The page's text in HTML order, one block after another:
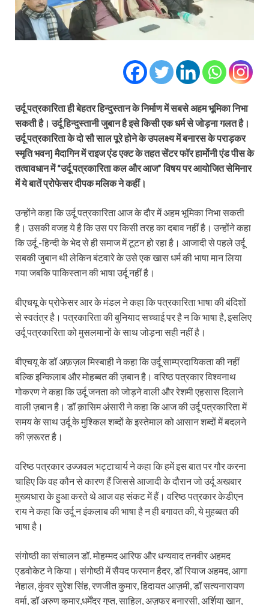
उर्दू पत्रकारिता ही बेहतर हिन्दुस्तान के निर्माण में सबसे अहम भूमिका निभा
सकती है। उर्दू हिन्दुस्तानी जुबान है इसे किसी एक धर्म से जोड़ना गलत है।
उर्दू पत्रकारिता के दो सौ साल पूरे होने के उपलक्ष्य में बनारस के पराड़कर
स्मृति भवन] मैदागिन में राइज एंड एक्ट के तहत सेंटर फॉर हार्मोनी एंड पीस के
तत्वावधान में “उर्दू पत्रकारिता कल और आज” विषय पर आयोजित सेमिनार
में ये बातें प्रोफेसर दीपक मलिक ने कहीं।
उन्होंने कहा कि उर्दू पत्रकारिता आज के दौर में अहम भूमिका निभा सकती
है। उसकी वजह ये है कि उस पर किसी तरह का दबाव नहीं है। उन्होंने कहा
कि उर्दू -हिन्दी के भेद से ही समाज में टूटन हो रहा है। आजादी से पहले उर्दू
सबकी जुबान थी लेकिन बंटवारे के उसे एक खास धर्म की भाषा मान लिया
गया जबकि पाकिस्तान की भाषा उर्दू नहीं है।
बीएचयू के प्रोफेसर आर के मंडल ने कहा कि पत्रकारिता भाषा की बंदिशों
से स्वतंत्र है। पत्रकारिता की बुनियाद सच्चाई पर है न कि भाषा है, इसलिए
उर्दू पत्रकारिता को मुसलमानों के साथ जोड़ना सही नहीं है।
बीएचयू के डॉ अफ़ज़ल मिस्बाही ने कहा कि उर्दू साम्प्रदायिकता की नहीं
बल्कि इन्किलाब और मोहब्बत की ज़बान है। वरिष्ठ पत्रकार विश्वनाथ
गोकरण ने कहा कि उर्दू जनता को जोड़ने वाली और रेशमी एहसास दिलाने
वाली ज़बान है। डॉ क़ासिम अंसारी ने कहा कि आज की उर्दू पत्रकारिता में
समय के साथ उर्दू के मुश्किल शब्दों के इस्तेमाल को आसान शब्दों में बदलने
की ज़रूरत है।
वरिष्ठ पत्रकार उज्जवल भट्टाचार्य ने कहा कि हमें इस बात पर गौर करना
चाहिए कि वह कौन से कारण हैं जिससे आजादी के दौरान जो उर्दू अखबार
मुख्यधारा के हुआ करते थे आज वह संकट में हैं। वरिष्ठ पत्रकार केडीएन
राय ने कहा कि उर्दू न इंकलाब की भाषा है न ही बगावत की, ये मुहब्बत की
भाषा है।
संगोष्ठी का संचालन डॉ. मोहम्मद आरिफ और धन्यवाद तनवीर अहमद
एडवोकेट ने किया। संगोष्ठी में सैयद फरमान हैदर, डॉ रियाज अहमद, आगा
नेहाल, कुंवर सुरेश सिंह, रणजीत कुमार, हिदायत आज़मी, डॉ सत्यनारायण
वर्मा, डॉ अरुण कुमार,धर्मेंद्र गुप्त, साहिल, अज़फर बनारसी, अर्शिया खान,